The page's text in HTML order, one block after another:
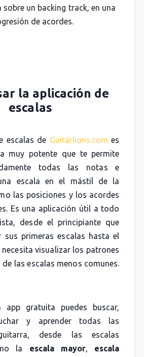
sobre un backing track, en una
de acordes.
la aplicación de
escalas
escalas de Guitarlions.com es
muy potente que te permite
todas las notas e
escala en el mástil de la
las posiciones y los acordes
Es una aplicación útil a todo
desde el principiante que
sus primeras escalas hasta el
visualizar los patrones
las escalas menos comunes.
app gratuita puedes buscar,
y aprender todas las
desde las escalas
la escala mayor, escala